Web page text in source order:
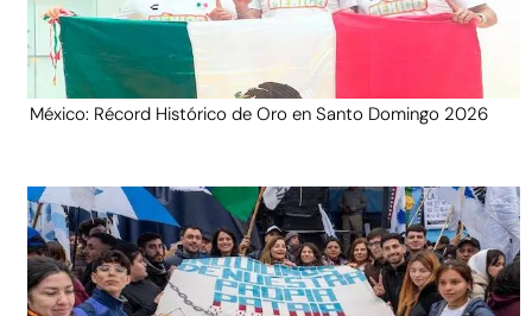
México: Récord Histórico de Oro en Santo Domingo 2026